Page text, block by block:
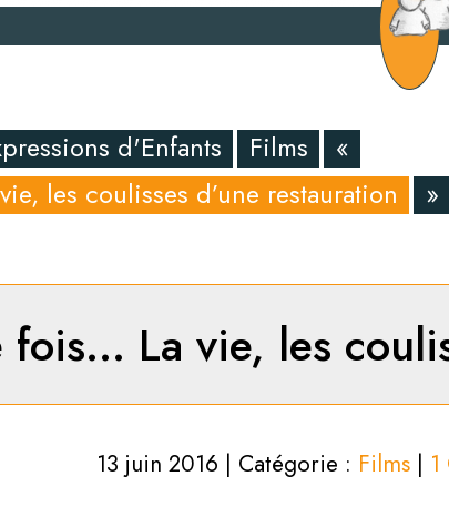
d'Enfants Films
«
les coulisses d’une restauration
»
La vie, les
13 juin 2016 | Catégorie : Films |